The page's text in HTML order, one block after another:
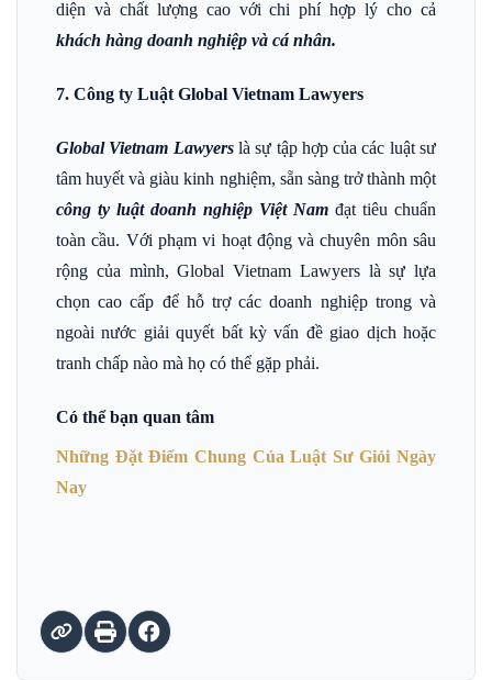
diện và chất lượng cao với chi phí hợp lý cho cả
khách hàng doanh nghiệp và cá nhân.
7. Công ty Luật Global Vietnam Lawyers
Global Vietnam Lawyers là sự tập hợp của các luật sư
tâm huyết và giàu kinh nghiệm, sẵn sàng trở thành một
công ty luật doanh nghiệp Việt Nam đạt tiêu chuẩn
toàn cầu. Với phạm vi hoạt động và chuyên môn sâu
rộng của mình, Global Vietnam Lawyers là sự lựa
chọn cao cấp để hỗ trợ các doanh nghiệp trong và
ngoài nước giải quyết bất kỳ vấn đề giao dịch hoặc
tranh chấp nào mà họ có thể gặp phải.
Có thể bạn quan tâm
Những Đặt Điểm Chung Của Luật Sư Giỏi Ngày
Nay